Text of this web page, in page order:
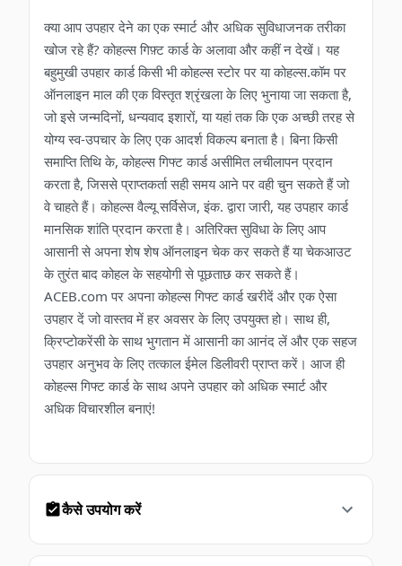
क्या आप उपहार देने का एक स्मार्ट और अधिक सुविधाजनक तरीका
खोज रहे हैं? कोहल्स गिफ़्ट कार्ड के अलावा और कहीं न देखें। यह
बहुमुखी उपहार कार्ड किसी भी कोहल्स स्टोर पर या कोहल्स.कॉम पर
ऑनलाइन माल की एक विस्तृत श्रृंखला के लिए भुनाया जा सकता है,
जो इसे जन्मदिनों, धन्यवाद इशारों, या यहां तक ​​कि एक अच्छी तरह से
योग्य स्व-उपचार के लिए एक आदर्श विकल्प बनाता है। बिना किसी
समाप्ति तिथि के, कोहल्स गिफ्ट कार्ड असीमित लचीलापन प्रदान
करता है, जिससे प्राप्तकर्ता सही समय आने पर वही चुन सकते हैं जो
वे चाहते हैं। कोहल्स वैल्यू सर्विसेज, इंक. द्वारा जारी, यह उपहार कार्ड
मानसिक शांति प्रदान करता है। अतिरिक्त सुविधा के लिए आप
आसानी से अपना शेष शेष ऑनलाइन चेक कर सकते हैं या चेकआउट
के तुरंत बाद कोहल के सहयोगी से पूछताछ कर सकते हैं।
ACEB.com पर अपना कोहल्स गिफ्ट कार्ड खरीदें और एक ऐसा
उपहार दें जो वास्तव में हर अवसर के लिए उपयुक्त हो। साथ ही,
क्रिप्टोकरेंसी के साथ भुगतान में आसानी का आनंद लें और एक सहज
उपहार अनुभव के लिए तत्काल ईमेल डिलीवरी प्राप्त करें। आज ही
कोहल्स गिफ्ट कार्ड के साथ अपने उपहार को अधिक स्मार्ट और
अधिक विचारशील बनाएं!
कैसे उपयोग करें